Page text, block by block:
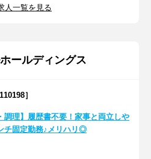
人一覧を見る
ールディングス
］
調理】履歴書不要！家事と両立しや
チ固定勤務♪メリハリ◎